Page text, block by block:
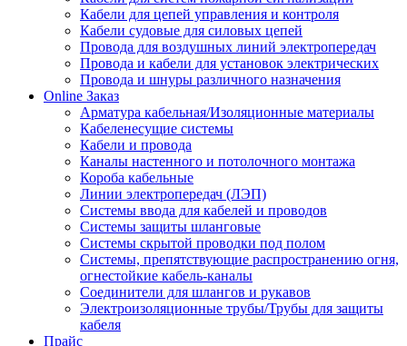
Кабели для цепей управления и контроля
Кабели судовые для силовых цепей
Провода для воздушных линий электропередач
Провода и кабели для установок электрических
Провода и шнуры различного назначения
Online Заказ
Арматура кабельная/Изоляционные материалы
Кабеленесущие системы
Кабели и провода
Каналы настенного и потолочного монтажа
Короба кабельные
Линии электропередач (ЛЭП)
Системы ввода для кабелей и проводов
Системы защиты шланговые
Системы скрытой проводки под полом
Системы, препятствующие распространению огня,
огнестойкие кабель-каналы
Соединители для шлангов и рукавов
Электроизоляционные трубы/Трубы для защиты
кабеля
Прайс